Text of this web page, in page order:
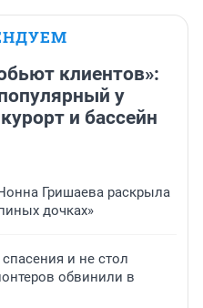
клиентов»:
у
и бассейн
Гришаева раскрыла
дочках»
и не стол
обвинили в